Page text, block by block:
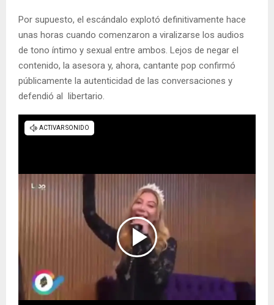
Por supuesto, el escándalo explotó definitivamente hace
unas horas cuando comenzaron a viralizarse los audios
de tono íntimo y sexual entre ambos. Lejos de negar el
contenido, la asesora y, ahora, cantante pop confirmó
públicamente la autenticidad de las conversaciones y
defendió al libertario.